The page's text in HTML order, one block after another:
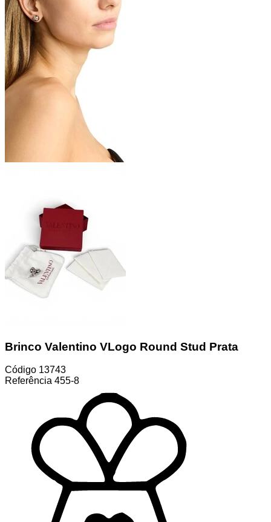
Brinco Valentino VLogo Round Stud Prata
Código 13743
Referência 455-8